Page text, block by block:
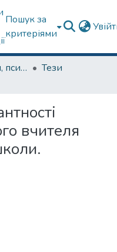
Пошук за
критеріями
Кафедра педагогіки, психології, початкової освіти та освітнього менеджменту
Тези
вчителя